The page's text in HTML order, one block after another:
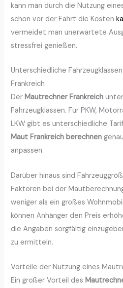
kann man durch die Nutzung
schon vor der Fahrt die Kosten
vermeidet man unerwartete
stressfrei genießen.
Unterschiedliche
Frankreich
DerMautrechner Frankreich
Fahrzeugklassen. Für PKW,
LKW gibt es unterschiedliche
Maut Frankreich berechnen
anpassen.
Darüber hinaus sind
Faktoren bei der
weniger als ein großes
können Anhänger den Preis
die Angaben sorgfältig
zu ermitteln.
Vorteile der Nutzung eines
Ein großer Vorteil des